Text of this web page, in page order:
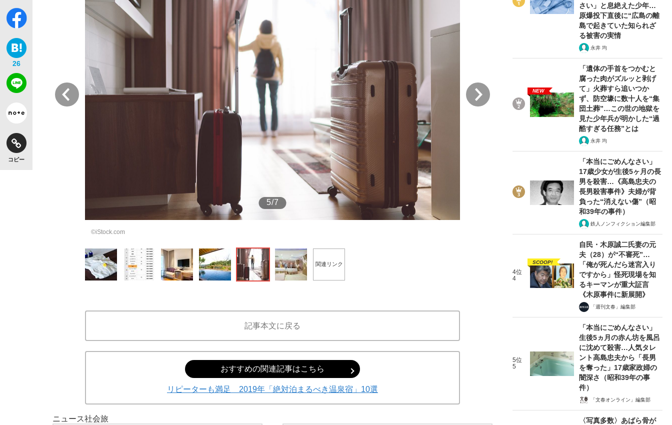
「目標達成できなかったからと言って…」サッカー日本代表・森保一監督...
もっと見る
the Style
もっと見る
26
コピー
5/7
©iStock.com
6/7
前
関連リンク
記事本文に戻る
おすすめの関連記事はこちら
リピーターも満足 2019年「絶対泊まるべき温泉宿」10選
ニュース社会旅
さい」と息絶えた少年…
原爆投下直後に“広島の離
島で起きていた知られざ
る被害の実情
永井 均
NEW
「遺体の手首をつかむと
腐った肉がズルッと剥げ
て」火葬すら追いつか
ず、防空壕に数十人を“集
団土葬”…この世の地獄を
見た少年兵が明かした“過
酷すぎる任務”とは
永井 均
「本当にごめんなさい」
17歳少女が生後5ヶ月の長
男を殺害…《高島忠夫の
長男殺害事件》夫婦が背
負った“消えない傷”（昭
和39年の事件）
鉄人ノンフィクション編集部
4位
4
SCOOP!
自民・木原誠二氏妻の元
夫（28）が“不審死”…
「俺が死んだら迷宮入り
ですから」怪死現場を知
るキーマンが重大証言
《木原事件に新展開》
「週刊文春」編集部
5位
5
「本当にごめんなさい」
生後5ヵ月の赤ん坊を風呂
に沈めて殺害…人気タレ
ント高島忠夫から「長男
を奪った」17歳家政婦の
闇深さ（昭和39年の事
件）
「文春オンライン」編集部
〈写真多数〉あばら骨が